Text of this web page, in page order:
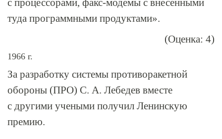
с процессорами, факс-модемы с внесенными
туда программными продуктами».
(Оценка: 4)
1966 г.
За разработку системы противоракетной
обороны (ПРО) С. А. Лебедев вместе
с другими учеными получил Ленинскую
премию.